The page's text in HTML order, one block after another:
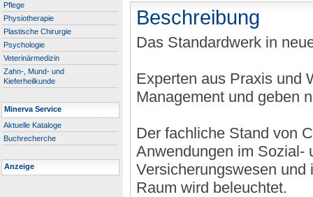
Pflege
Physiotherapie
Plastische Chirurgie
Psychologie
Veterinärmedizin
Zahn-, Mund- und
Kieferheilkunde
Minerva Service
Aktuelle Kataloge
Buchrecherche
Anzeige
Beschreibung
Das Standardwerk in
Experten aus Praxis und
Management und geben
Der fachliche Stand von
Anwendungen im Sozial-
Versicherungswesen
Raum wird beleuchtet.